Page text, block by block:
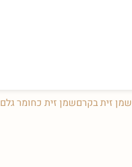
שמן זית בקרםשמן זית כחומר גלם